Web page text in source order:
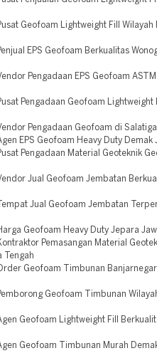
Geofoam Lightweight Fill Wilayah
EPS Geofoam Berkualitas
Pengadaan EPS Geofoam
Pengadaan Geofoam Lightweight
Pengadaan Geofoam di
EPS Geofoam Heavy Duty Demak
Pengadaan Material Geoteknik
Jual Geofoam Jembatan
Jual Geofoam Jembatan
Geofoam Heavy Duty Jepara
Pemasangan Material
Tengah
Geofoam Timbunan
Geofoam Timbunan
Geofoam Lightweight Fill
Geofoam Timbunan Murah